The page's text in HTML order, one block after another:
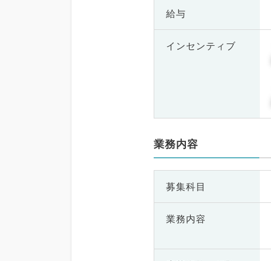
給与
インセンティブ
業務内容
募集科目
業務内容